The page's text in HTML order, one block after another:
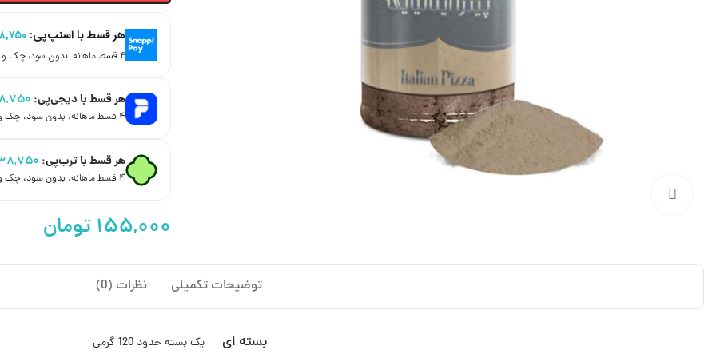
هر قسط با اسنپ‌پی:
۴ قسط ماهانه. بدون سود، چک و ضامن.
هر قسط با دیجی‌پی:
۴ قسط ماهانه. بدون سود، چک و ضامن.
هر قسط با ترب‌پی:
۴ قسط ماهانه. بدون سود، چک و ضامن.
تومان
توضیحات تکمیلی نظرات (0)
بسته ای یک بسته حدود 120 گرمی